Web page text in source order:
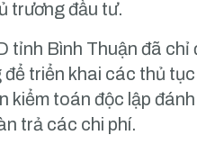
trương đầu tư.
tỉnh Bình Thuận đã
triển khai các thủ
kiểm toán độc lập
trả các chi phí.